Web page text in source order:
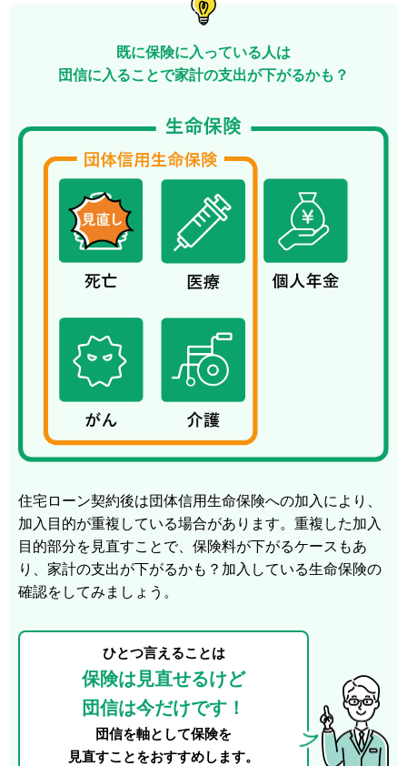
既に保険に入っている人は
団信に入ることで家計の支出が下がるかも？
住宅ローン契約後は団体信用生命保険への加入により、
加入目的が重複している場合があります。重複した加入
目的部分を見直すことで、保険料が下がるケースもあ
り、家計の支出が下がるかも？加入している生命保険の
確認をしてみましょう。
ひとつ言えることは
保険は見直せるけど
団信は今だけです！
団信を軸として保険を
見直すことをおすすめします。